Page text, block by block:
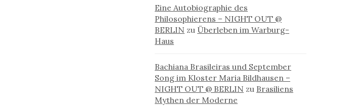
Eine Autobiographie des
Philosophierens – NIGHT OUT @
BERLIN zu Überleben im Warburg-
Haus
Bachiana Brasileiras und September
Song im Kloster Maria Bildhausen –
NIGHT OUT @ BERLIN zu Brasiliens
Mythen der Moderne